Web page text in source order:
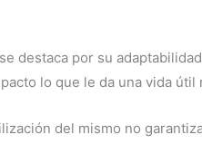
destaca por su
lo que le da una vida útil
del mismo no